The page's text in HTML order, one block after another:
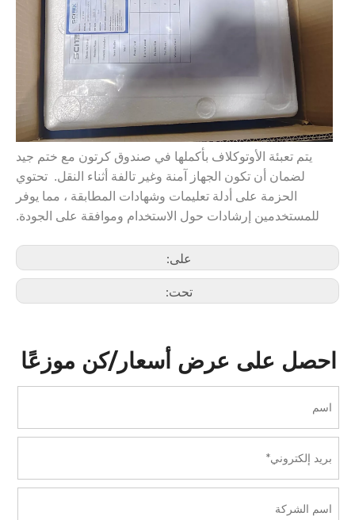
يتم تعبئة الأوتوكلاف بأكملها في صندوق كرتون مع ختم جيد
لضمان أن تكون الجهاز آمنة وغير تالفة أثناء النقل. تحتوي
الحزمة على أدلة تعليمات وشهادات المطابقة ، مما يوفر
للمستخدمين إرشادات حول الاستخدام وموافقة على الجودة.
على:
تحت:
احصل على عرض أسعار/كن موزعًا